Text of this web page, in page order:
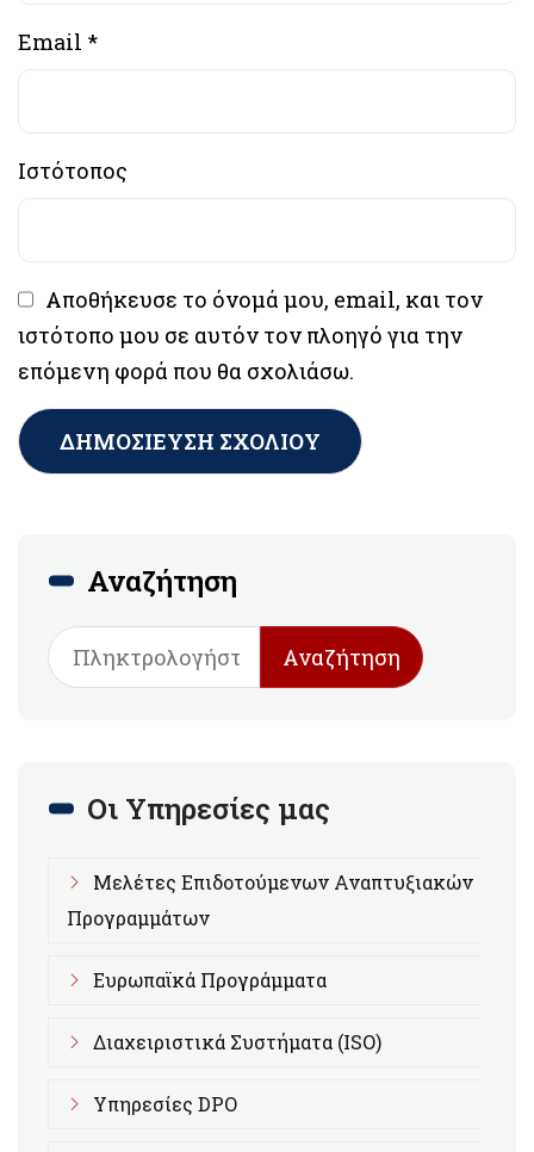
Email *
Ιστότοπος
Αποθήκευσε το όνομά μου, email, και τον
ιστότοπο μου σε αυτόν τον πλοηγό για την
επόμενη φορά που θα σχολιάσω.
Αναζήτηση
Αναζήτηση
Οι Υπηρεσίες μας
Μελέτες Επιδοτούμενων Αναπτυξιακών
Προγραμμάτων
Ευρωπαϊκά Προγράμματα
Διαχειριστικά Συστήματα (ISO)
Υπηρεσίες DPO